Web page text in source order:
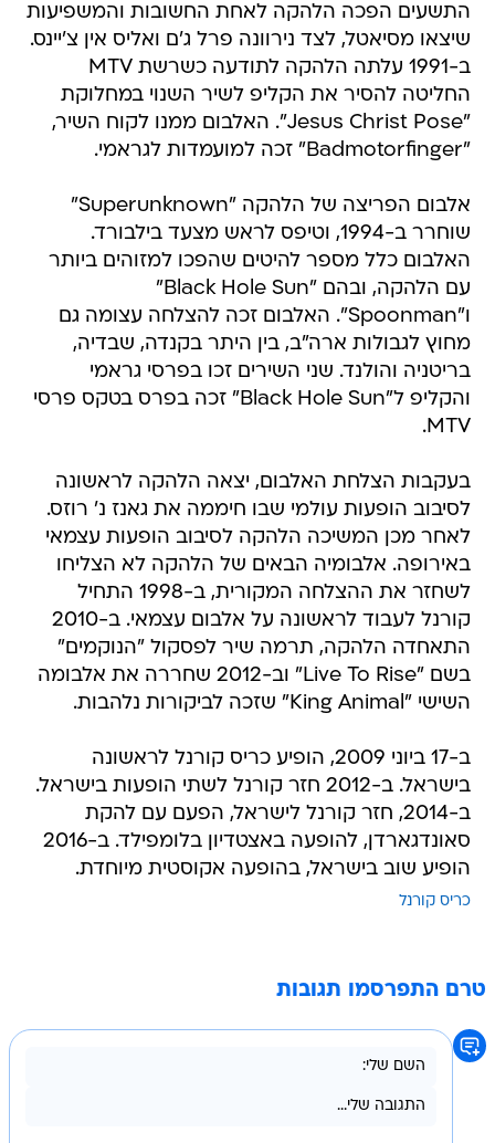
התשעים הפכה הלהקה לאחת החשובות והמשפיעות
שיצאו מסיאטל, לצד נירוונה פרל ג'ם ואליס אין צ'יינס.
ב-1991 עלתה הלהקה לתודעה כשרשת MTV
החליטה להסיר את הקליפ לשיר השנוי במחלוקת
"Jesus Christ Pose". האלבום ממנו לקוח השיר,
"Badmotorfinger" זכה למועמדות לגראמי.
אלבום הפריצה של הלהקה "Superunknown"
שוחרר ב-1994, וטיפס לראש מצעד בילבורד.
האלבום כלל מספר להיטים שהפכו למזוהים ביותר
עם הלהקה, ובהם "Black Hole Sun"
ו"Spoonman". האלבום זכה להצלחה עצומה גם
מחוץ לגבולות ארה"ב, בין היתר בקנדה, שבדיה,
בריטניה והולנד. שני השירים זכו בפרסי גראמי
והקליפ ל"Black Hole Sun" זכה בפרס בטקס פרסי
MTV.
בעקבות הצלחת האלבום, יצאה הלהקה לראשונה
לסיבוב הופעות עולמי שבו חיממה את גאנז נ' רוזס.
לאחר מכן המשיכה הלהקה לסיבוב הופעות עצמאי
באירופה. אלבומיה הבאים של הלהקה לא הצליחו
לשחזר את ההצלחה המקורית, ב-1998 התחיל
קורנל לעבוד לראשונה על אלבום עצמאי. ב-2010
התאחדה הלהקה, תרמה שיר לפסקול "הנוקמים"
בשם "Live To Rise" וב-2012 שחררה את אלבומה
השישי "King Animal" שזכה לביקורות נלהבות.
ב-17 ביוני 2009, הופיע כריס קורנל לראשונה
בישראל. ב-2012 חזר קורנל לשתי הופעות בישראל.
ב-2014, חזר קורנל לישראל, הפעם עם להקת
סאונדגארדן, להופעה באצטדיון בלומפילד. ב-2016
הופיע שוב בישראל, בהופעה אקוסטית מיוחדת.
כריס קורנל
טרם התפרסמו תגובות